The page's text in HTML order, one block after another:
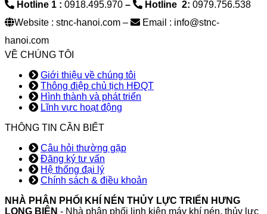
Hotline 1 : 0918.495.970 – Hotline 2: 0979.756.538
Website : stnc-hanoi.com –
Email : info@stnc-
hanoi.com
VỀ CHÚNG TÔI
Giới thiệu về chúng tôi
Thông điệp chủ tịch HĐQT
Hình thành và phát triển
Lĩnh vực hoạt động
THÔNG TIN CẦN BIẾT
Câu hỏi thường gặp
Đăng ký tư vấn
Hệ thống đại lý
Chính sách & điều khoản
NHÀ PHÂN PHỐI KHÍ NÉN THỦY LỰC TRIỂN HƯNG
LONG BIÊN - Nhà phân phối linh kiện máy khí nén, thủy lực